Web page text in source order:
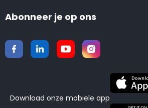
Abonneer je op ons
Download onze mobiele app